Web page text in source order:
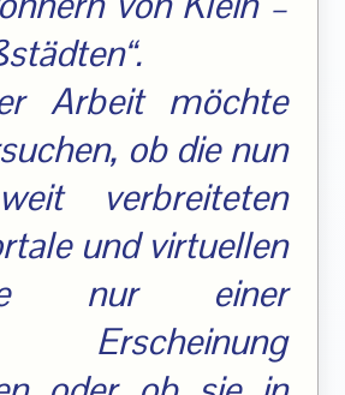
Arbeit möchte
ob die nun
verbreiteten
und virtuellen
nur einer
Erscheinung